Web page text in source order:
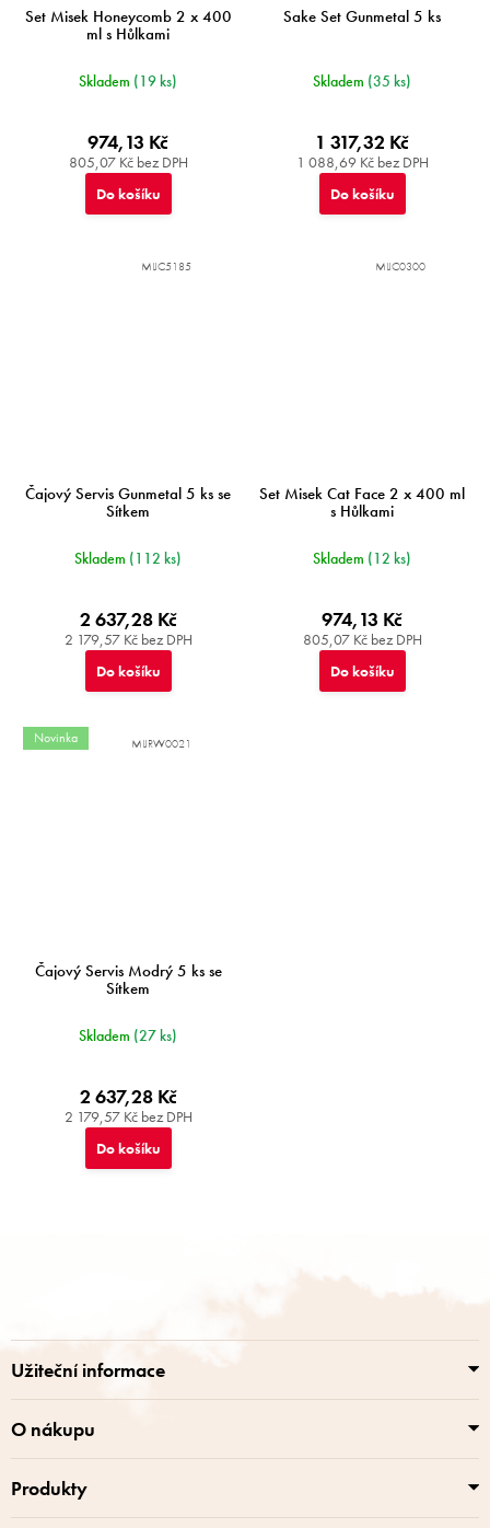
Set Misek Honeycomb 2 x 400
ml s Hůlkami
Skladem (19 ks)
805,07 Kč bez DPH
974,13 Kč
Do košíku
Sake Set Gunmetal 5 ks
Skladem (35 ks)
1 088,69 Kč bez DPH
1 317,32 Kč
Do košíku
Čajový Servis Gunmetal 5 ks se
Sítkem
Skladem (112 ks)
2 179,57 Kč bez DPH
2 637,28 Kč
Do košíku
MIJC5185
Set Misek Cat Face 2 x 400 ml
s Hůlkami
Skladem (12 ks)
805,07 Kč bez DPH
974,13 Kč
Do košíku
MIJC0300
Novinka
Čajový Servis Modrý 5 ks se
Sítkem
Skladem (27 ks)
2 179,57 Kč bez DPH
2 637,28 Kč
Do košíku
MIJRW0021
Užiteční informace
O nákupu
Produkty